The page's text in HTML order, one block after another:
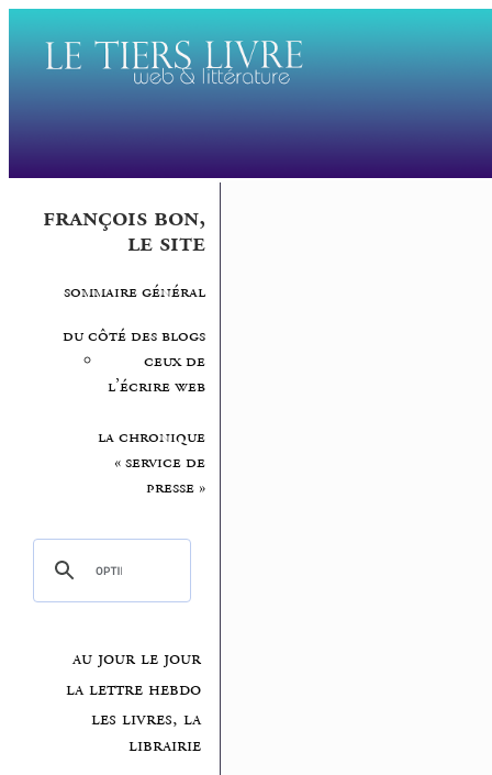
françois bon,
le site
sommaire général
du côté des blogs
ceux de
l’écrire web
la chronique
« service de
presse »
au jour le jour
la lettre hebdo
les livres, la
librairie